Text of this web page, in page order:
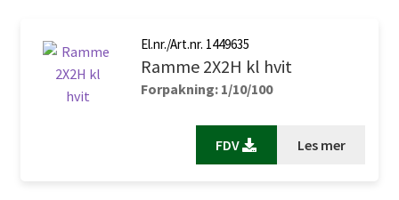
El.nr./Art.nr. 1449635
Ramme 2X2H kl hvit
Forpakning: 1/10/100
FDV Les mer